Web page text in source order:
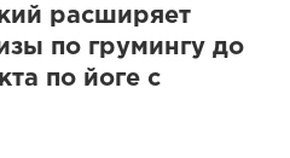
расширяет
по грумингу до
по йоге с